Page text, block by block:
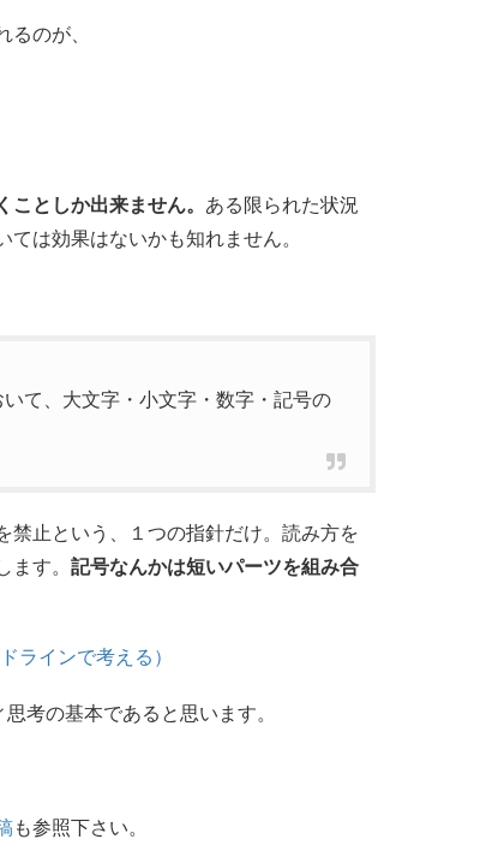
のが、
としか出来ません。 ある限られた状況
は効果はないかも知れません。
て、大文字・小文字・数字・記号の
禁止という、１つの指針だけ。読み方を
す。 記号なんかは短いパーツを組み合
ラインで考える）
考の基本であると思います。
も参照下さい。